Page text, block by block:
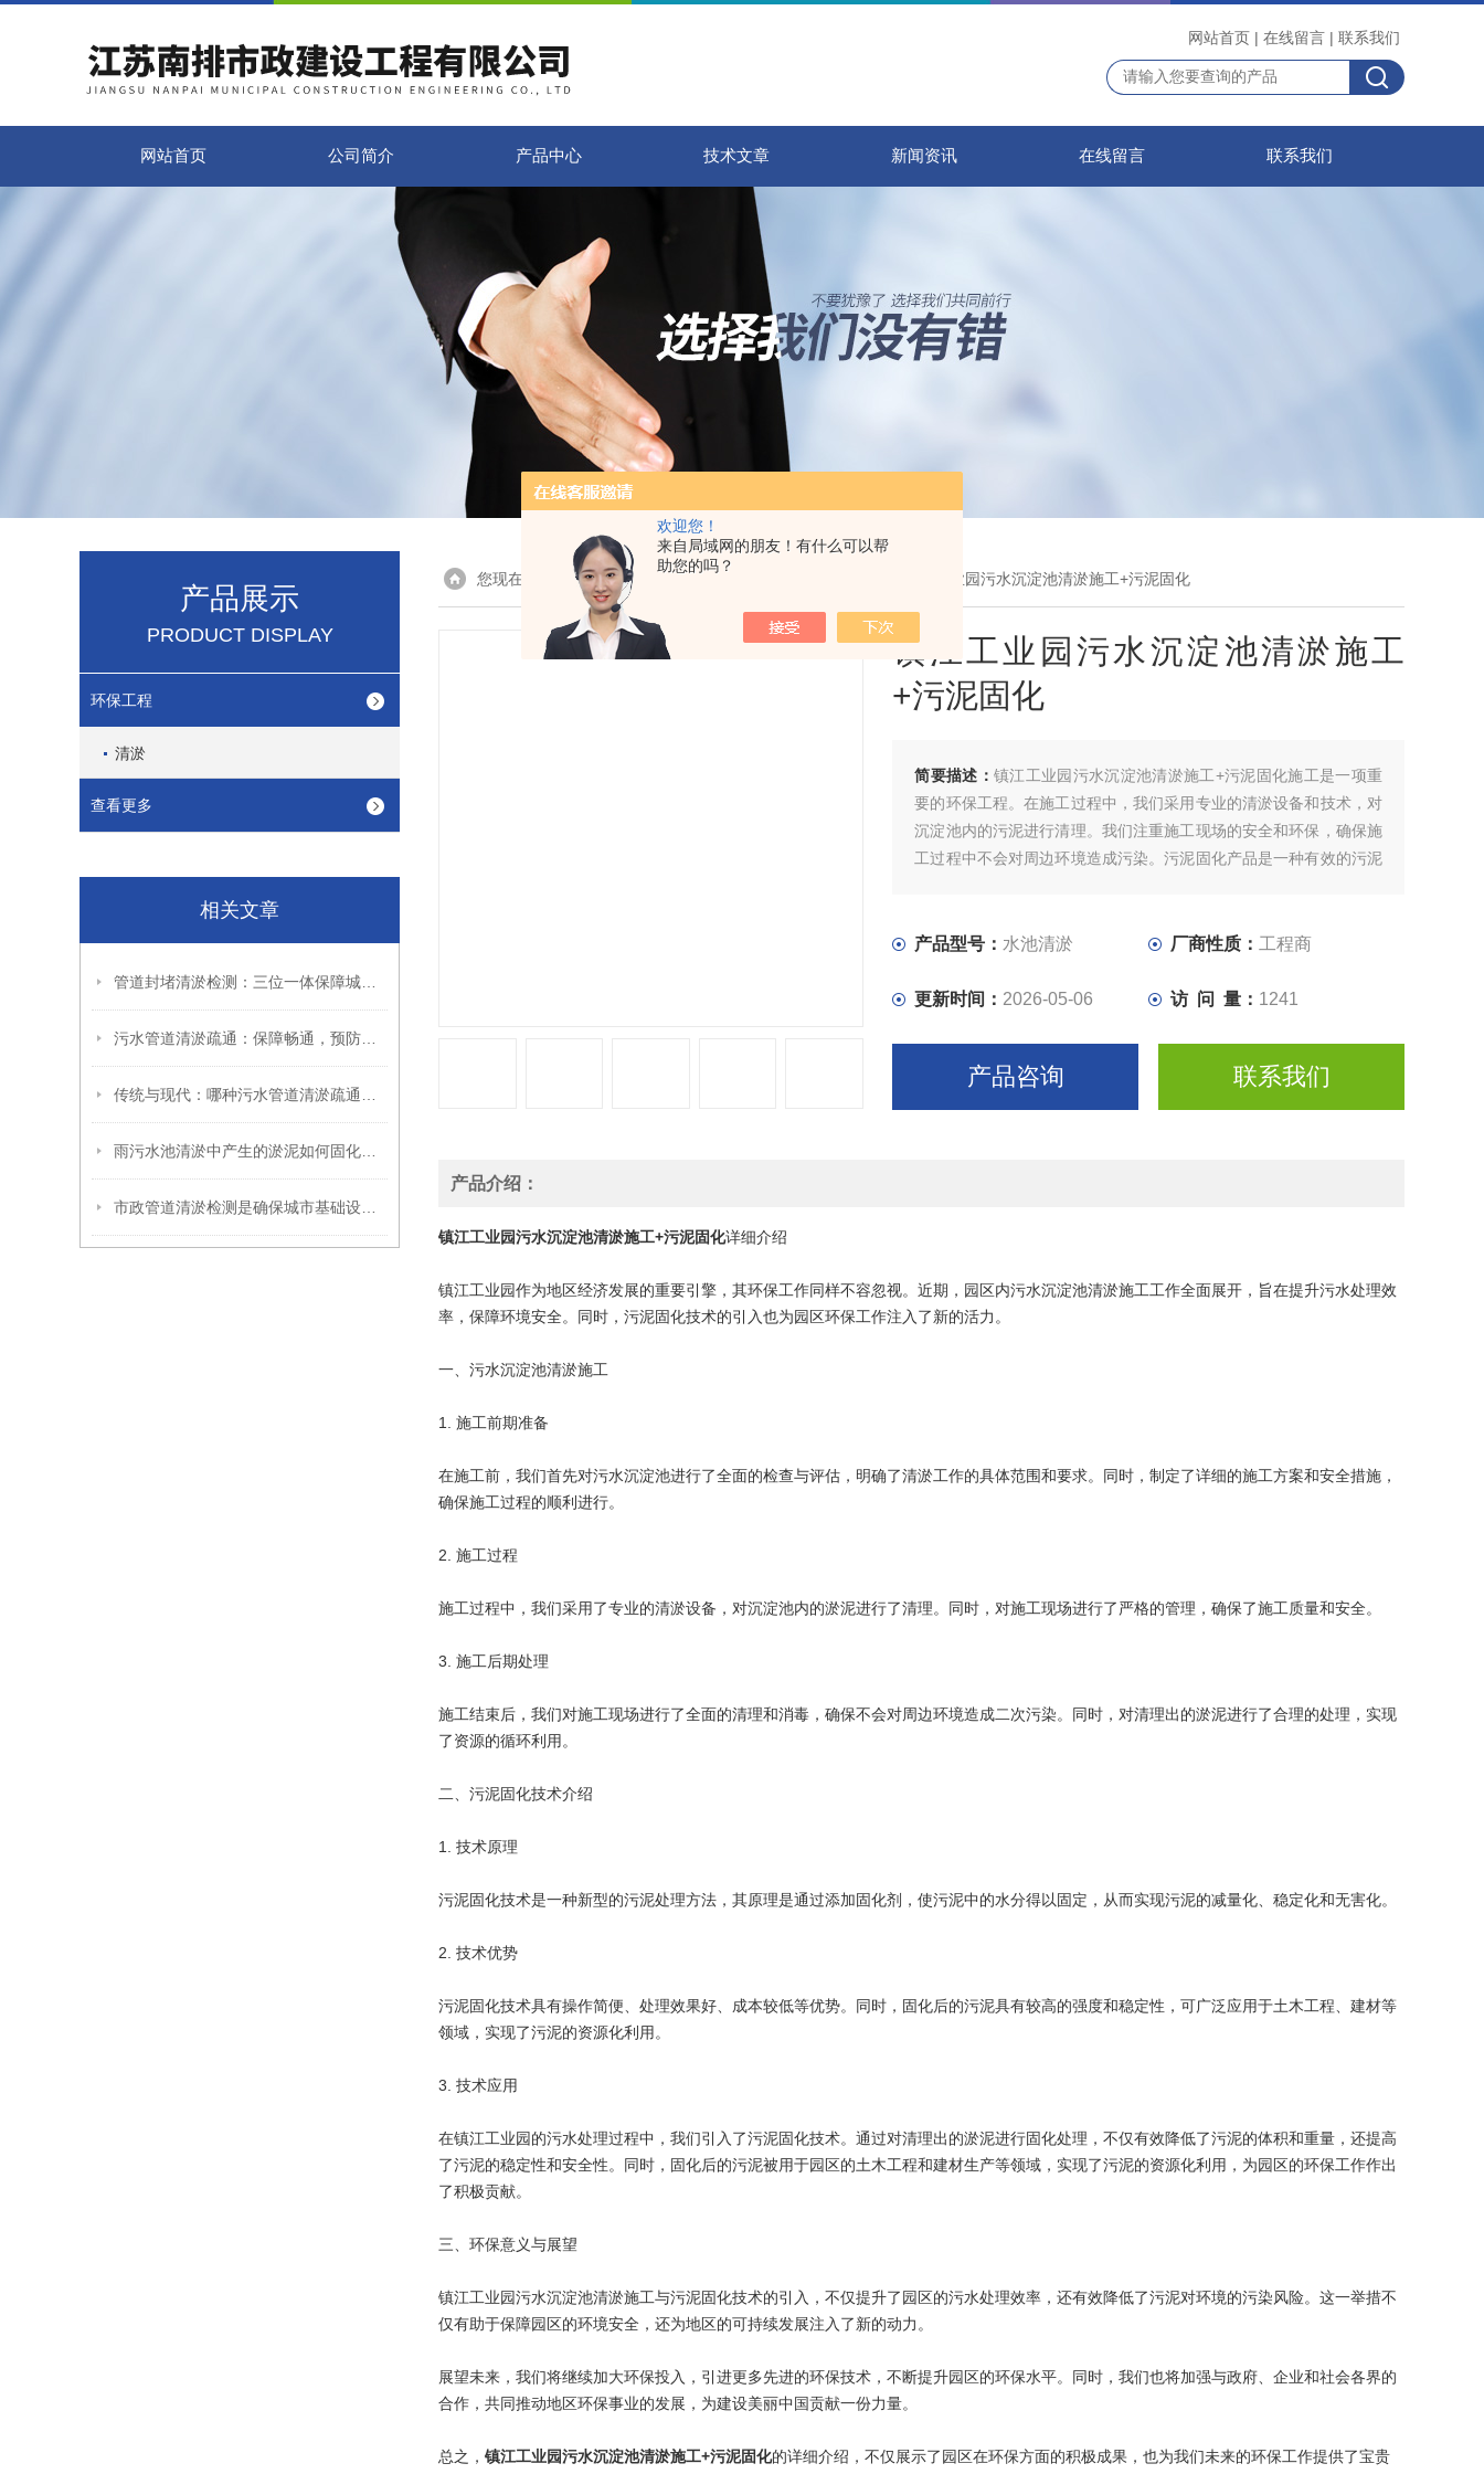
欢迎您！
来自局域网的朋友！有什么可以帮
助您的吗？
网站首页 | 在线留言 | 联系我们
网站首页 公司简介 产品中心 技术文章 新闻资讯 在线留言 联系我们
产品展示
PRODUCT DISPLAY
环保工程
清淤
查看更多
相关文章
您现在的位置：首页> 产品展示 > 环保工程 > 水池清淤镇江工业园污水沉淀池清淤施工+污泥固化
镇江工业园污水沉淀池清淤施工
+污泥固化
简要描述： 镇江工业园污水沉淀池清淤施工+污泥固化施工是一项重
要的环保工程。在施工过程中，我们采用专业的清淤设备和技术，对
沉淀池内的污泥进行清理。我们注重施工现场的安全和环保，确保施
工过程中不会对周边环境造成污染。污泥固化产品是一种有效的污泥
污泥的含水率，使其更加易于运输和处理。
产品型号： 水池清淤 厂商性质： 工程商
更新时间： 2026-05-06 访 问 量： 1241
产品咨询 联系我们
产品介绍：
镇江工业园污水沉淀池清淤施工+污泥固化详细介绍
镇江工业园作为地区经济发展的重要引擎，其环保工作同样不容忽视。近期，园区内污水沉淀池清淤施工工作全面展开，旨在提升污水处理效
率，保障环境安全。同时，污泥固化技术的引入也为园区环保工作注入了新的活力。
一、污水沉淀池清淤施工
1. 施工前期准备
在施工前，我们首先对污水沉淀池进行了全面的检查与评估，明确了清淤工作的具体范围和要求。同时，制定了详细的施工方案和安全措施，
确保施工过程的顺利进行。
2. 施工过程
施工过程中，我们采用了专业的清淤设备，对沉淀池内的淤泥进行了清理。同时，对施工现场进行了严格的管理，确保了施工质量和安全。
3. 施工后期处理
施工结束后，我们对施工现场进行了全面的清理和消毒，确保不会对周边环境造成二次污染。同时，对清理出的淤泥进行了合理的处理，实现
了资源的循环利用。
二、污泥固化技术介绍
1. 技术原理
污泥固化技术是一种新型的污泥处理方法，其原理是通过添加固化剂，使污泥中的水分得以固定，从而实现污泥的减量化、稳定化和无害化。
2. 技术优势
污泥固化技术具有操作简便、处理效果好、成本较低等优势。同时，固化后的污泥具有较高的强度和稳定性，可广泛应用于土木工程、建材等
领域，实现了污泥的资源化利用。
3. 技术应用
在镇江工业园的污水处理过程中，我们引入了污泥固化技术。通过对清理出的淤泥进行固化处理，不仅有效降低了污泥的体积和重量，还提高
了污泥的稳定性和安全性。同时，固化后的污泥被用于园区的土木工程和建材生产等领域，实现了污泥的资源化利用，为园区的环保工作作出
了积极贡献。
三、环保意义与展望
镇江工业园污水沉淀池清淤施工与污泥固化技术的引入，不仅提升了园区的污水处理效率，还有效降低了污泥对环境的污染风险。这一举措不
仅有助于保障园区的环境安全，还为地区的可持续发展注入了新的动力。
展望未来，我们将继续加大环保投入，引进更多先进的环保技术，不断提升园区的环保水平。同时，我们也将加强与政府、企业和社会各界的
合作，共同推动地区环保事业的发展，为建设美丽中国贡献一份力量。
总之， 镇江工业园污水沉淀池清淤施工+污泥固化的详细介绍，不仅展示了园区在环保方面的积极成果，也为我们未来的环保工作提供了宝贵